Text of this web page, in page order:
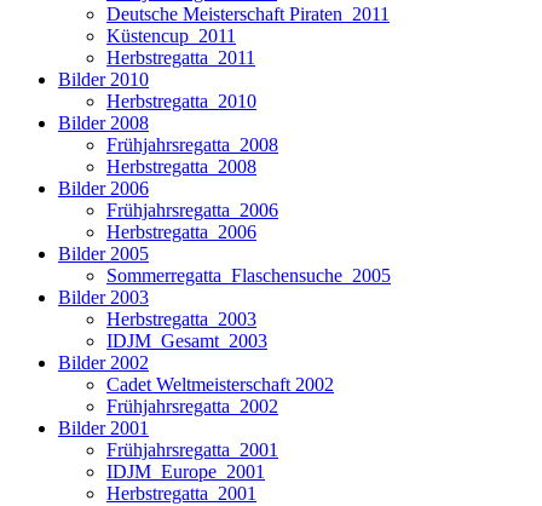
Deutsche Meisterschaft Piraten_2011
Küstencup_2011
Herbstregatta_2011
Bilder 2010
Herbstregatta_2010
Bilder 2008
Frühjahrsregatta_2008
Herbstregatta_2008
Bilder 2006
Frühjahrsregatta_2006
Herbstregatta_2006
Bilder 2005
Sommerregatta_Flaschensuche_2005
Bilder 2003
Herbstregatta_2003
IDJM_Gesamt_2003
Bilder 2002
Cadet Weltmeisterschaft 2002
Frühjahrsregatta_2002
Bilder 2001
Frühjahrsregatta_2001
IDJM_Europe_2001
Herbstregatta_2001